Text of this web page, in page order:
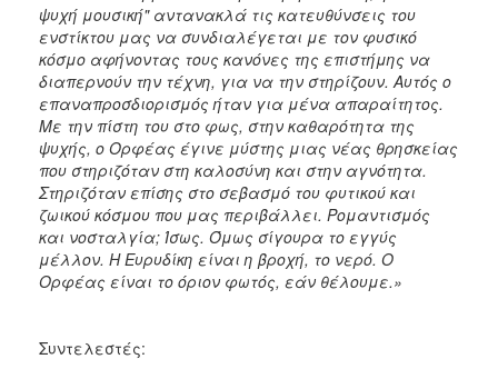
ψυχή μουσική" αντανακλά τις κατευθύνσεις του
ενστίκτου μας να συνδιαλέγεται με τον φυσικό
κόσμο αφήνοντας τους κανόνες της επιστήμης να
διαπερνούν την τέχνη, για να την στηρίζουν. Αυτός ο
επαναπροσδιορισμός ήταν για μένα απαραίτητος.
Με την πίστη του στο φως, στην καθαρότητα της
ψυχής, ο Ορφέας έγινε μύστης μιας νέας θρησκείας
που στηριζόταν στη καλοσύνη και στην αγνότητα.
Στηριζόταν επίσης στο σεβασμό του φυτικού και
ζωικού κόσμου που μας περιβάλλει. Ρομαντισμός
και νοσταλγία; Ίσως. Όμως σίγουρα το εγγύς
μέλλον. Η Ευρυδίκη είναι η βροχή, το νερό. Ο
Ορφέας είναι το όριον φωτός, εάν θέλουμε.»
Συντελεστές: